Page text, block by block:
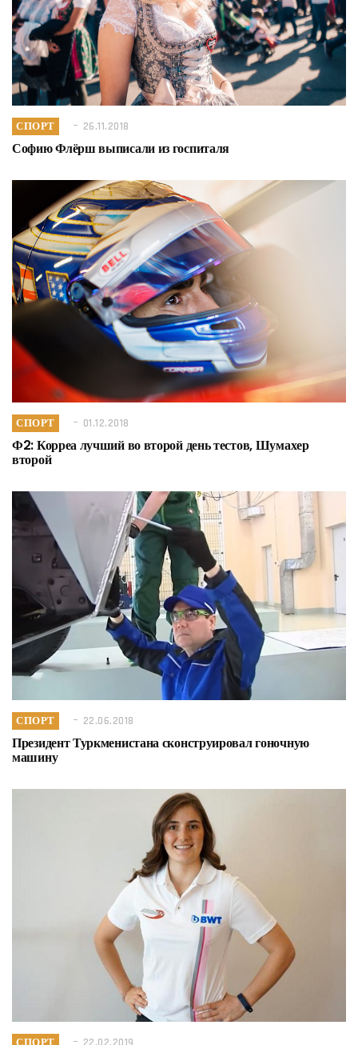
СПОРТ 26.11.2018
Софию Флёрш выписали из госпиталя
СПОРТ 01.12.2018
Ф2: Корреа лучший во второй день тестов, Шумахер
второй
СПОРТ 22.06.2018
Президент Туркменистана сконструировал гоночную
машину